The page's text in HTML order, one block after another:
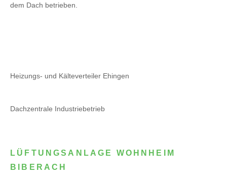
dem Dach betrieben.
Heizungs- und Kälteverteiler Ehingen
Dachzentrale Industriebetrieb
LÜFTUNGSANLAGE WOHNHEIM
BIBERACH